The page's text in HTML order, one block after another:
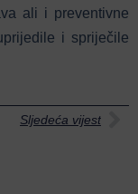
ali i preventivne
i spriječile
Sljedeća vijest